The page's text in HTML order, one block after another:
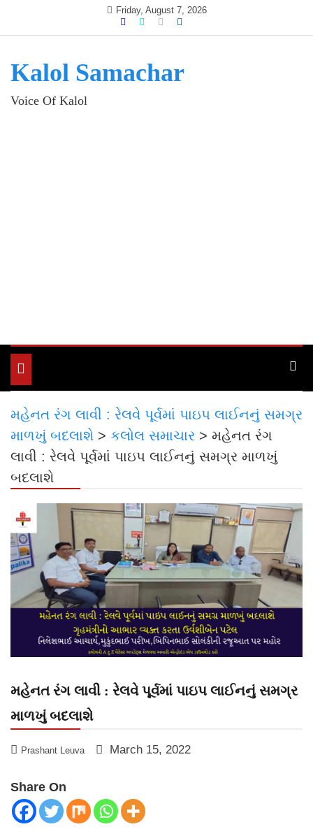
Friday, August 7, 2026
Kalol Samachar
Voice Of Kalol
Toggle
navigation
મહેનત રંગ લાવી : રેલવે પૂર્વમાં પાઇપ લાઈનનું સમગ્ર
માળખું બદલાશે > કલોલ સમાચાર > મહેનત રંગ
લાવી : રેલવે પૂર્વમાં પાઇપ લાઈનનું સમગ્ર માળખું
બદલાશે
મહેનત રંગ લાવી : રેલવે પૂર્વમાં પાઇપ લાઈનનું સમગ્ર
માળખું બદલાશે
Prashant Leuva March 15, 2022
Share On